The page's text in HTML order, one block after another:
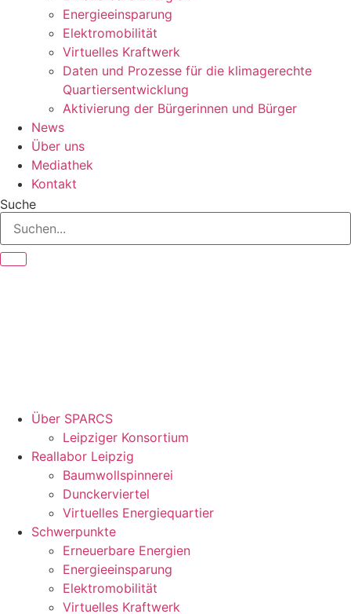
Energieeinsparung
Elektromobilität
Virtuelles Kraftwerk
Daten und Prozesse für die klimagerechte
Quartiersentwicklung
Aktivierung der Bürgerinnen und Bürger
News
Über uns
Mediathek
Kontakt
Suche
Über SPARCS
Leipziger Konsortium
Reallabor Leipzig
Baumwollspinnerei
Dunckerviertel
Virtuelles Energiequartier
Schwerpunkte
Erneuerbare Energien
Energieeinsparung
Elektromobilität
Virtuelles Kraftwerk